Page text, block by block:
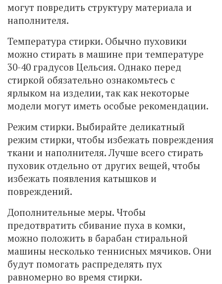
могут повредить структуру материала и
наполнителя.
Температура стирки. Обычно пуховики
можно стирать в машине при температуре
30-40 градусов Цельсия. Однако перед
стиркой обязательно ознакомьтесь с
ярлыком на изделии, так как некоторые
модели могут иметь особые рекомендации.
Режим стирки. Выбирайте деликатный
режим стирки, чтобы избежать повреждения
ткани и наполнителя. Лучше всего стирать
пуховик отдельно от других вещей, чтобы
избежать появления катышков и
повреждений.
Дополнительные меры. Чтобы
предотвратить сбивание пуха в комки,
можно положить в барабан стиральной
машины несколько теннисных мячиков. Они
будут помогать распределять пух
равномерно во время стирки.